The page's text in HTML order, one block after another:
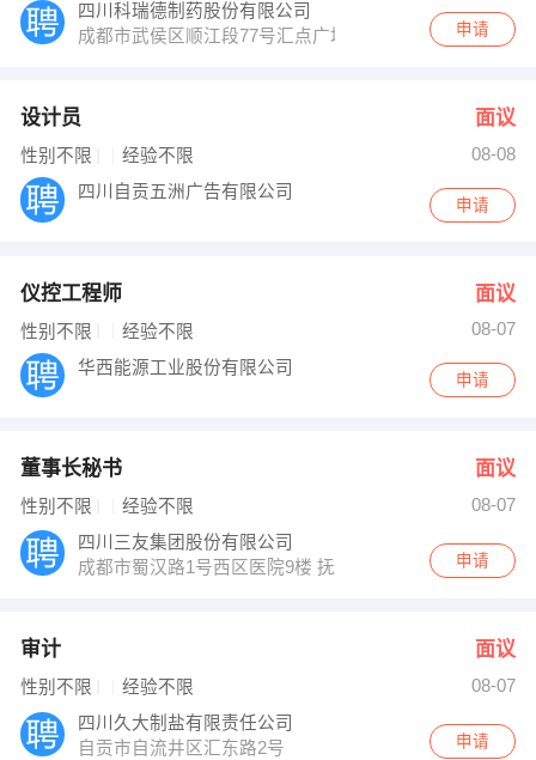
四川科瑞德制药股份有限公司
成都市武侯区顺江段77号汇点广场3座15层
申请
设计员 面议
性别不限 经验不限
08-08
四川自贡五洲广告有限公司
申请
仪控工程师 面议
性别不限 经验不限
08-07
华西能源工业股份有限公司
申请
董事长秘书 面议
性别不限 经验不限
08-07
四川三友集团股份有限公司
成都市蜀汉路1号西区医院9楼 抚琴西路128号
申请
审计 面议
性别不限 经验不限
08-07
四川久大制盐有限责任公司
自贡市自流井区汇东路2号
申请